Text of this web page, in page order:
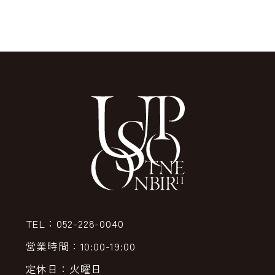
TEL：052-228-0040
営業時間：10:00-19:00
定休日：火曜日